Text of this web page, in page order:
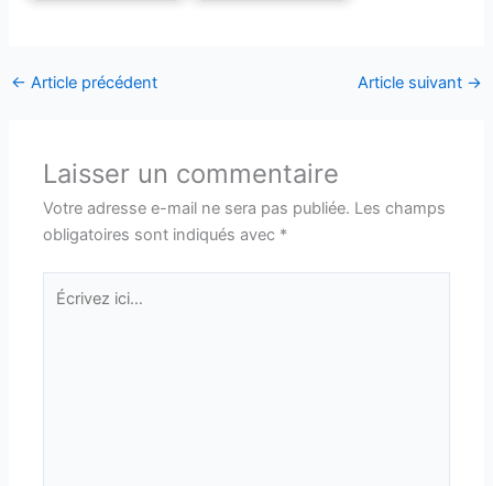
← Article précédent Article suivant →
Laisser un commentaire
Votre adresse e-mail ne sera pas publiée. Les champs
obligatoires sont indiqués avec *
Écrivez